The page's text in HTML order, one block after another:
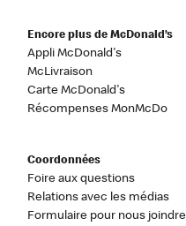
Encore plus de McDonald’s
Appli McDonald's
McLivraison
Carte McDonald's
Récompenses MonMcDo
Coordonnées
Foire aux questions
Relations avec les médias
Formulaire pour nous joindre